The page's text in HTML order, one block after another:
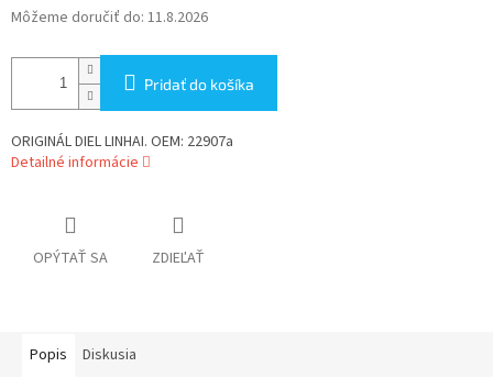
Môžeme doručiť do: 11.8.2026
Pridať do košíka
ORIGINÁL DIEL LINHAI. OEM: 22907a
Detailné informácie
OPÝTAŤ SA ZDIEĽAŤ
Popis Diskusia